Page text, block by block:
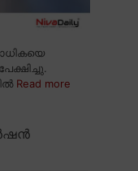
Read more